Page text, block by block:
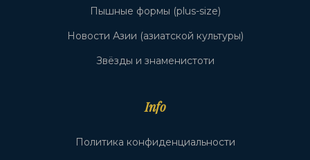
Пышные формы (plus-size)
Новости Азии (азиатской культуры)
Звёзды и знаменистоти
Info
Политика конфиденциальности